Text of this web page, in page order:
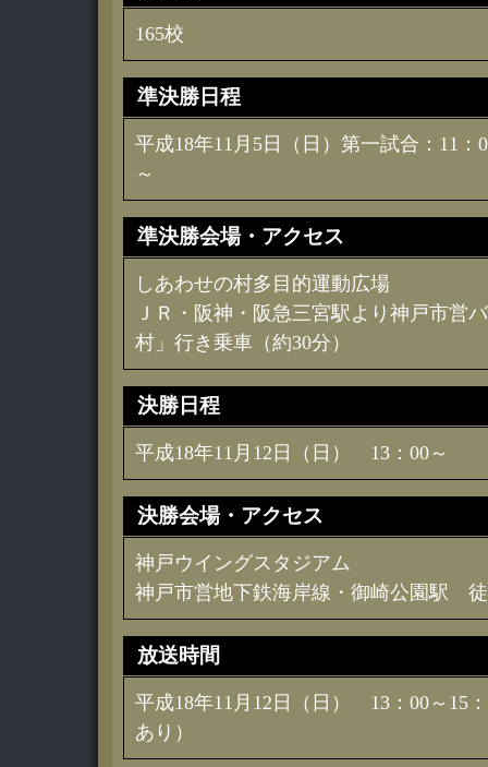
165校
準決勝日程
平成18年11月5日（日）第一試合：11：
～
準決勝会場・アクセス
しあわせの村多目的運動広場
ＪＲ・阪神・阪急三宮駅より神戸市営
村」行き乗車（約30分）
決勝日程
平成18年11月12日（日） 13：00～
決勝会場・アクセス
神戸ウイングスタジアム
神戸市営地下鉄海岸線・御崎公園駅
放送時間
平成18年11月12日（日） 13：00～
あり）